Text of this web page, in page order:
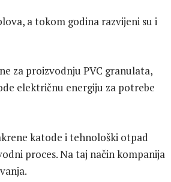
a tokom godina razvijeni su i
za proizvodnju PVC granulata,
električnu energiju za potrebe
katode i tehnološki otpad
proces. Na taj način kompanija